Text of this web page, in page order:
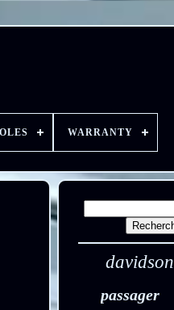
WARRANTY
davidson
passager